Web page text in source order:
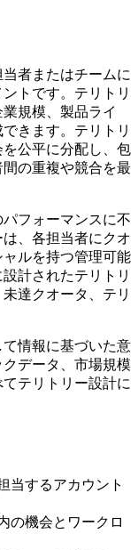
者またはチームに
トです。テリトリ
規模、製品ライ
きます。テリトリ
公平に分配し、包
の重複や競合を最
フォーマンスに不
、各担当者にクオ
ルを持つ管理可能
計されたテリトリ
達クオータ、テリ
情報に基づいた意
データ、市場規模
テリトリー設計に
当するアカウント
の機会とワークロ